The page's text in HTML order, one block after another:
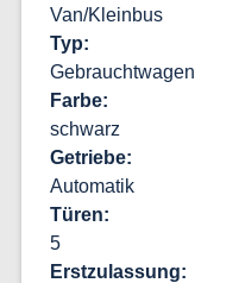
Van/Kleinbus
Typ
Gebrauchtwagen
Farbe
schwarz
Getriebe
Automatik
Türen
5
Erstzulassung